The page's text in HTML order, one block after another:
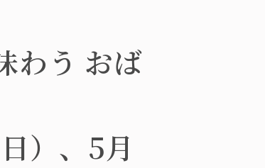
わう おば
）、5月